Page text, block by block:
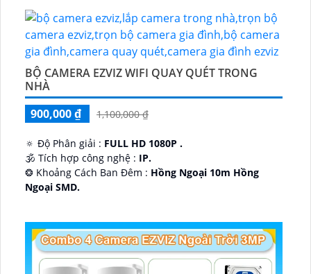
BỘ CAMERA EZVIZ WIFI QUAY QUÉT TRONG
NHÀ
900,000 ₫
1,100,000 ₫
🔅 Độ Phân giải : FULL HD 1080P .
🕉️ Tích hợp công nghệ : IP.
❂ Khoảng Cách Ban Đêm : Hồng Ngoại 10m Hồng
Ngoại SMD.